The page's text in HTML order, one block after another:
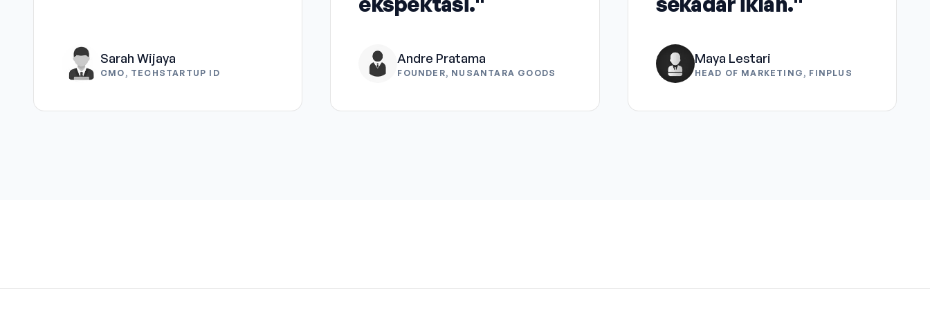
Sarah Wijaya
CMO, TECHSTARTUP ID
Andre Pratama
FOUNDER, NUSANTARA GOODS
Maya Lestari
HEAD OF MARKETING, FINPLUS